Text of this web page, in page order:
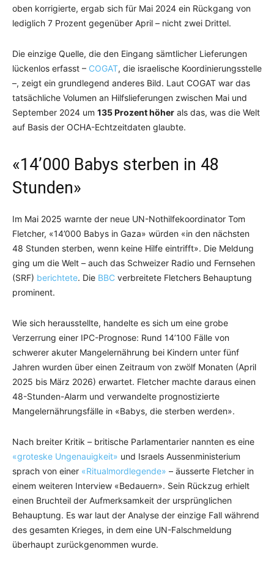
oben korrigierte, ergab sich für Mai 2024 ein Rückgang von
lediglich 7 Prozent gegenüber April – nicht zwei Drittel.
Die einzige Quelle, die den Eingang sämtlicher Lieferungen
lückenlos erfasst – COGAT, die israelische Koordinierungsstelle
–, zeigt ein grundlegend anderes Bild. Laut COGAT war das
tatsächliche Volumen an Hilfslieferungen zwischen Mai und
September 2024 um 135 Prozent höher als das, was die Welt
auf Basis der OCHA-Echtzeitdaten glaubte.
«14’000 Babys sterben in 48
Stunden»
Im Mai 2025 warnte der neue UN-Nothilfekoordinator Tom
Fletcher, «14’000 Babys in Gaza» würden «in den nächsten
48 Stunden sterben, wenn keine Hilfe eintrifft». Die Meldung
ging um die Welt – auch das Schweizer Radio und Fernsehen
(SRF) berichtete. Die BBC verbreitete Fletchers Behauptung
prominent.
Wie sich herausstellte, handelte es sich um eine grobe
Verzerrung einer IPC-Prognose: Rund 14’100 Fälle von
schwerer akuter Mangelernährung bei Kindern unter fünf
Jahren wurden über einen Zeitraum von zwölf Monaten (April
2025 bis März 2026) erwartet. Fletcher machte daraus einen
48-Stunden-Alarm und verwandelte prognostizierte
Mangelernährungsfälle in «Babys, die sterben werden».
Nach breiter Kritik – britische Parlamentarier nannten es eine
«groteske Ungenauigkeit» und Israels Aussenministerium
sprach von einer «Ritualmordlegende» – äusserte Fletcher in
einem weiteren Interview «Bedauern». Sein Rückzug erhielt
einen Bruchteil der Aufmerksamkeit der ursprünglichen
Behauptung. Es war laut der Analyse der einzige Fall während
des gesamten Krieges, in dem eine UN-Falschmeldung
überhaupt zurückgenommen wurde.